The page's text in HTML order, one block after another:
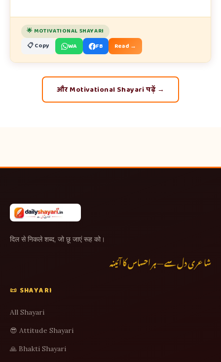
🌟 MOTIVATIONAL SHAYARI
📋 Copy WA FB Read →
और Motivational Shayari पढ़ें →
दिल से निकले शब्द, जो छू जाएं रूह को।
شاعری دل سے — ہر احساس کا آئینہ
📜 SHAYARI
All Shayari
😎 Attitude Shayari
🙏 Bhakti Shayari